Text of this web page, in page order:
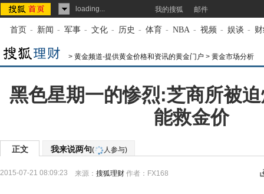
loading... 我的搜狐 邮件
首页 - 新闻 - 军事 - 文化 - 历史 - 体育 - NBA - 视频 - 娱谈 -
> 黄金频道-提供黄金价格和资讯的黄金门户 > 黄金市场分析
黑色星期一的惨烈:芝商所被
能救金价
正文 我来说两句( 人参与)
2015-07-21 08:09:23 来源： 搜狐理财 作者：FX168